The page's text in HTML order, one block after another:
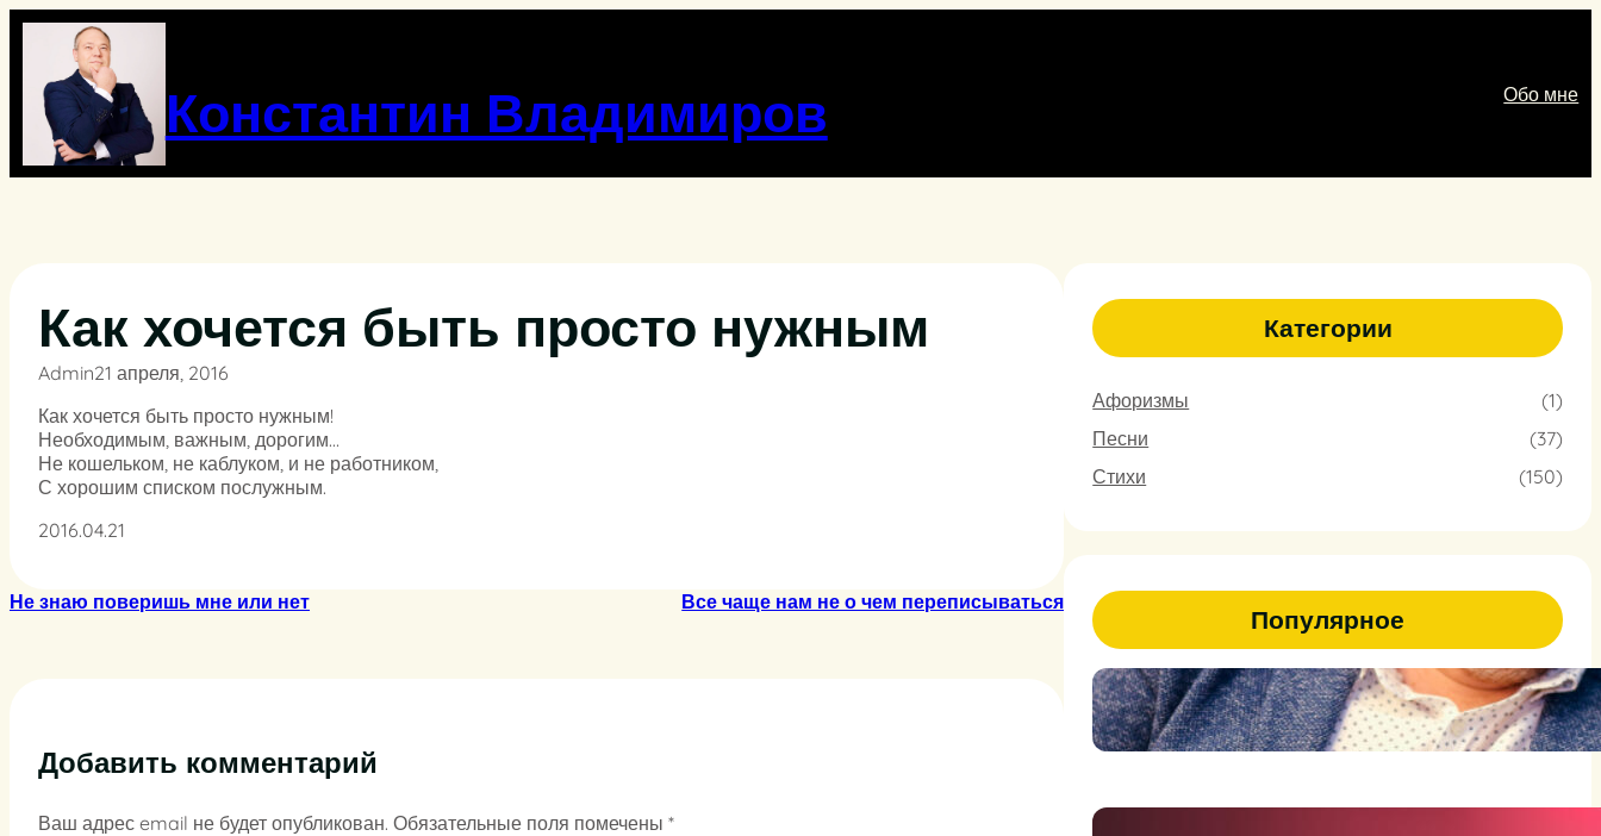
Перейти
содержимому
Константин Владимиров Обо мне
Как хочется быть просто нужным
Admin21 апреля, 2016
Как хочется быть просто нужным!
Необходимым, важным, дорогим…
Не кошельком, не каблуком, и не работником,
С хорошим списком послужным.
2016.04.21
Не знаю поверишь мне или нет Все чаще нам не о чем переписываться
Добавить комментарий
Ваш адрес email не будет опубликован. Обязательные поля помечены *
Категории
Афоризмы
(1)
Песни
(37)
Стихи
(150)
Популярное
47